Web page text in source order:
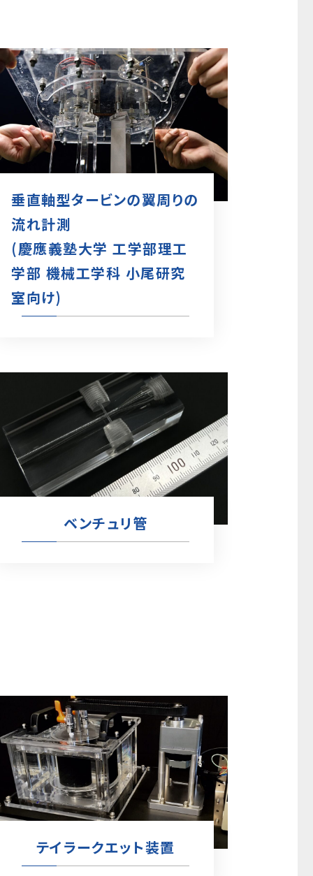
垂直軸型タービンの翼周りの
流れ計測
(慶應義塾大学 工学部理工
学部 機械工学科 小尾研究
室向け)
ベンチュリ管
テイラークエット装置